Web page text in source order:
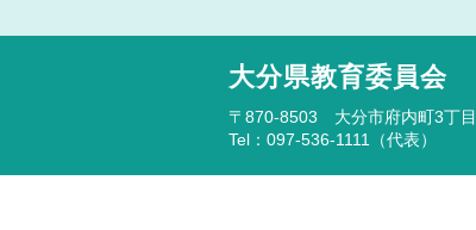
大分県教育委員会
〒870-8503 大分市府内町3丁
Tel：097-536-1111（代表）